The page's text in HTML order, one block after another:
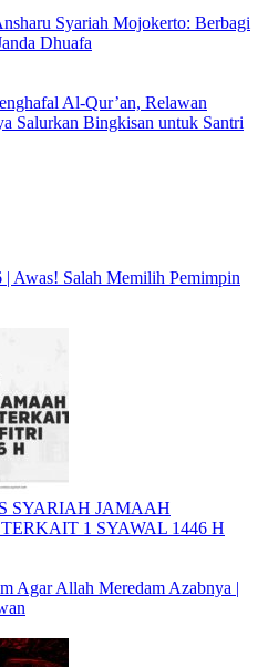
Syariah Mojokerto: Berbagi
Dhuafa
Al-Qur’an, Relawan
Salurkan Bingkisan untuk Santri
Awas! Salah Memilih Pemimpin
SYARIAH JAMAAH
1 SYAWAL 1446 H
Agar Allah Meredam Azabnya |